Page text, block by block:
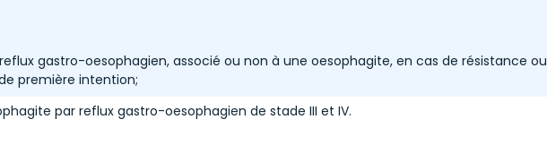
gastro-oesophagien, associé ou non à une oesophagite, en cas de résistance ou
première intention;
par reflux gastro-oesophagien de stade III et IV.